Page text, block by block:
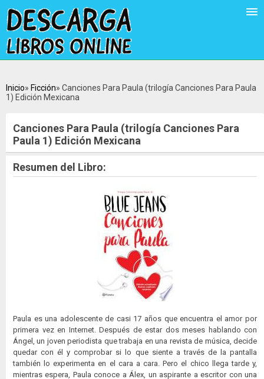
Inicio Ficción
Canciones Para Paula (trilogía Canciones Para Paula
1) Edición Mexicana
Canciones Para Paula (trilogía Canciones Para
Paula 1) Edición Mexicana
Resumen del Libro:
Paula es una adolescente de casi 17 años que encuentra el amor por
primera vez en Internet. Después de estar dos meses hablando con
Ángel, un joven periodista que trabaja en una revista de música, decide
quedar con él y comprobar si lo que siente a través de la pantalla
también lo experimenta en el cara a cara. Pero el chico llega tarde y,
mientras espera, Paula conoce a Álex, un aspirante a escritor con una